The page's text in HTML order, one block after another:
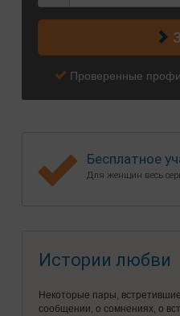
Проверенные
Бесплатное
Для женщин весь
Истории любви
Некоторые пары,
сообщении, о сомнениях, о